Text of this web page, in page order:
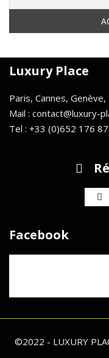
Luxury Place
Paris, Cannes,
Mail : contact@luxury-
Tel : +33 (0)652 176
Facebook
©2022 - LUXURY